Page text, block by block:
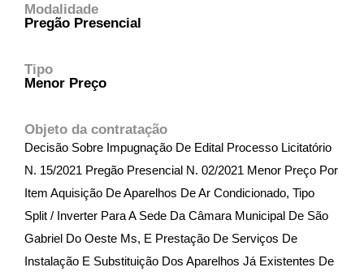
Modalidade
Pregão Presencial
Tipo
Menor Preço
Objeto da contratação
Decisão Sobre Impugnação De Edital Processo Licitatório
N. 15/2021 Pregão Presencial N. 02/2021 Menor Preço Por
Item Aquisição De Aparelhos De Ar Condicionado, Tipo
Split / Inverter Para A Sede Da Câmara Municipal De São
Gabriel Do Oeste Ms, E Prestação De Serviços De
Instalação E Substituição Dos Aparelhos Já Existentes De